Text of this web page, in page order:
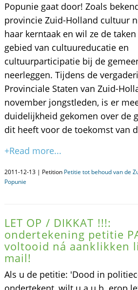
Popunie gaat door! Zoals
provincie Zuid-Holland cultuur
haar kerntaak en wil ze de
gebied van cultuureducatie en
cultuurparticipatie bij de
neerleggen. Tijdens de
Provinciale Staten van Zuid-
november jongstleden, is er
duidelijkheid gekomen over de
dit heeft voor de toekomst van
+Read more...
2011-12-13 | Petition Petitie tot behoud van de
Popunie
LET OP / DIKKAT !!!:
ondertekening petitie
voltooid ná aanklikken
mail!
Als u de petitie: 'Dood in